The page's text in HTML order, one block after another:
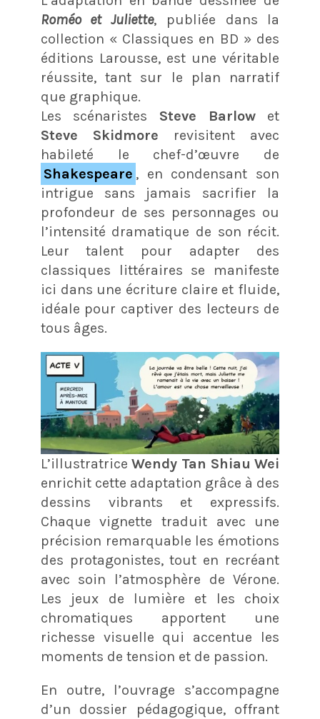
Roméo et Juliette, publiée dans la
collection « Classiques en BD » des
éditions Larousse, est une véritable
réussite, tant sur le plan narratif
que graphique.
Les scénaristes Steve Barlowet
Steve Skidmore revisitent avec
habileté le chef-d’œuvre de
Shakespeare , en condensant son
intrigue sans jamais sacrifier la
profondeur de ses personnages ou
l’intensité dramatique de son récit.
Leur talent pour adapter des
classiques littéraires se manifeste
ici dans une écriture claire et fluide,
idéale pour captiver des lecteurs de
tous âges.
L’illustratriceWendy Tan Shiau Wei
enrichit cette adaptation grâce à des
dessins vibrants et expressifs.
Chaque vignette traduit avec une
précision remarquable les émotions
des protagonistes, tout en recréant
avec soin l’atmosphère de Vérone.
Les jeux de lumière et les choix
chromatiques apportent une
richesse visuelle qui accentue les
moments de tension et de passion.
En outre, l’ouvrage s’accompagne
d’un dossier pédagogique, offrant